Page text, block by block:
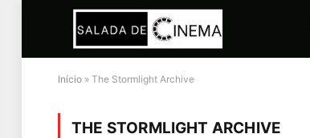
Início » The Stormlight Archive
THE STORMLIGHT ARCHIVE